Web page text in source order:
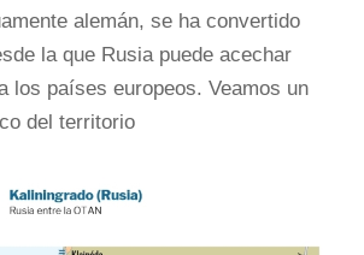
alemán, se ha convertido
la que Rusia puede acechar
los países europeos. Veamos un
del territorio